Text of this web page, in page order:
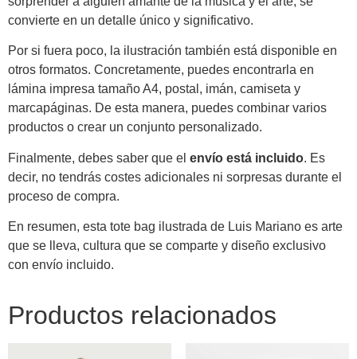
convierte en un detalle único y significativo.
Por si fuera poco, la ilustración también está disponible en
otros formatos. Concretamente, puedes encontrarla en
lámina impresa tamaño A4, postal, imán, camiseta y
marcapáginas. De esta manera, puedes combinar varios
productos o crear un conjunto personalizado.
Finalmente, debes saber que el envío está incluido. Es
decir, no tendrás costes adicionales ni sorpresas durante el
proceso de compra.
En resumen, esta tote bag ilustrada de Luis Mariano es arte
que se lleva, cultura que se comparte y diseño exclusivo
con envío incluido.
Productos relacionados